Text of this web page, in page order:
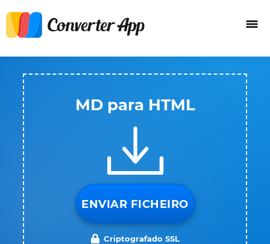
MD para HTML
ENVIAR FICHEIRO
Criptografado SSL